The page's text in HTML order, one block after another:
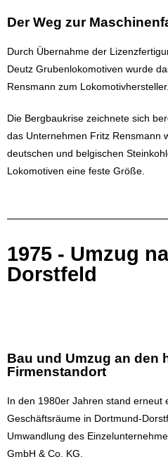
Der Weg zur
Durch Übernahme der
Deutz Grubenlokomotiven wurde
Rensmann zum Lokomotivhersteller.
Die Bergbaukrise zeichnete sich
das Unternehmen Fritz Rensmann
deutschen und belgischen
Lokomotiven eine feste Größe.
1975 - Umzug
Dorstfeld
Bau und Umzug an den
Firmenstandort
In den 1980er Jahren stand erneut
Geschäftsräume in Dortmund-
Umwandlung des
GmbH & Co. KG.